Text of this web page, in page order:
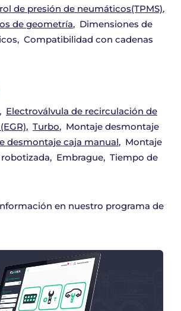
de presión de neumáticos(TPMS)
de geometría
Dimensiones de
Compatibilidad con cadenas
Electroválvula de recirculación de
Turbo
Montaje desmontaje
desmontaje caja manual
Montaje
Embrague Tiempo de
en nuestro programa de